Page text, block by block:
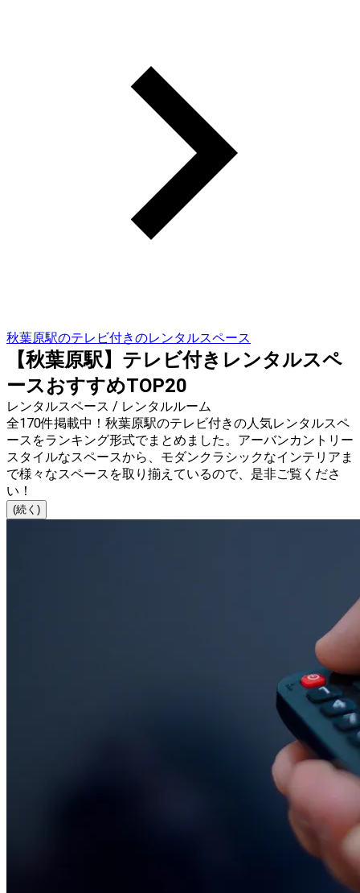
秋葉原駅のテレビ付きのレンタルスペース
【秋葉原駅】テレビ付きレンタルスペ
ースおすすめTOP20
レンタルスペース / レンタルルーム
全170件掲載中！秋葉原駅のテレビ付きの人気レンタルスペ
ースをランキング形式でまとめました。アーバンカントリー
スタイルなスペースから、モダンクラシックなインテリアま
で様々なスペースを取り揃えているので、是非ご覧くださ
い！
(続く)